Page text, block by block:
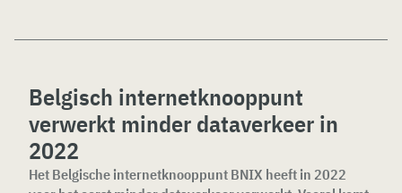
Belgisch internetknooppunt
verwerkt minder dataverkeer in
2022
Het Belgische internetknooppunt BNIX heeft in 2022